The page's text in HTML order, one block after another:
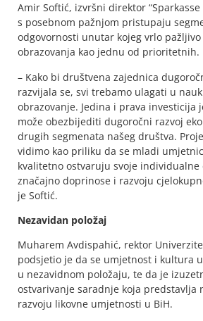
Amir Softić, izvršni direktor “Sparkasse
s posebnom pažnjom pristupaju
odgovornosti unutar kojeg vrlo
obrazovanja kao jednu od prioritetnih.
– Kako bi društvena zajednica
razvijala se, svi trebamo ulagati u
obrazovanje. Jedina i prava investicija
može obezbijediti dugoročni razvoj
drugih segmenata našeg društva.
vidimo kao priliku da se mladi
kvalitetno ostvaruju svoje individualne
značajno doprinose i razvoju
je Softić.
Nezavidan položaj
Muharem Avdispahić, rektor
podsjetio je da se umjetnost i kultura
u nezavidnom položaju, te da je
ostvarivanje saradnje koja predstavlja
razvoju likovne umjetnosti u BiH.